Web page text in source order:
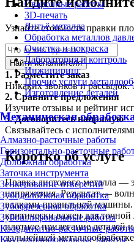
Сварочные работы
3D-печать
Литьё металла
Обработка металлов
Очистка и покраска
Лаборатория и контроль
Инжиниринг
Прочие услуги
Изготовление деталей
Механическая
Алмазно-расточные работы
Горизонтально-расточные
Долбёжная обработка
Заточка инструмента
Зенкерование отверстий
Зубодолбёжная обработка
Зубофрезерная обработка
Зубошлифовальные работы
Координатно-расточные
Круглошлифовальные работы
Узнайте стоимость правки
Найти исполнителя
1. Разместите заказ
Никаких звонков и рассылок.
2. Сравните предложения
Изучите отзывы и рейтинг
3.Договоритесь напрямую
Связывайтесь с
Коротко об услуге
Правка листового металла —
напряжения. Результат —
валками правильной машины.
критически важен для
плотное прилегание деталей
дальнейшей